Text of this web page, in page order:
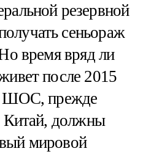
резервной
сеньораж
время вряд ли
после 2015
ШОС, прежде
Китай, должны
мировой